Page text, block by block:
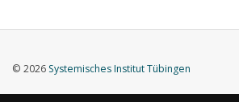
© 2026 Systemisches Institut Tübingen